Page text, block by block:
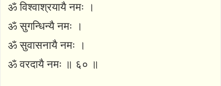
ॐ विश्वाश्रयायै नमः ।
ॐ सुगन्धिन्यै नमः ।
ॐ सुवासनायै नमः ।
ॐ वरदायै नमः ॥ ६० ॥